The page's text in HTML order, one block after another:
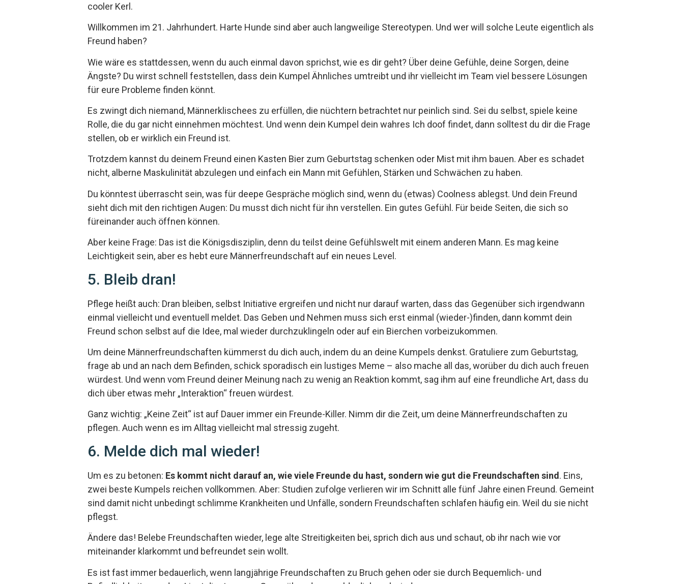
cooler Kerl.
Willkommen im 21. Jahrhundert. Harte Hunde sind aber auch langweilige Stereotypen. Und wer will solche Leute eigentlich als
Freund haben?
Wie wäre es stattdessen, wenn du auch einmal davon sprichst, wie es dir geht? Über deine Gefühle, deine Sorgen, deine
Ängste? Du wirst schnell feststellen, dass dein Kumpel Ähnliches umtreibt und ihr vielleicht im Team viel bessere Lösungen
für eure Probleme finden könnt.
Es zwingt dich niemand, Männerklischees zu erfüllen, die nüchtern betrachtet nur peinlich sind. Sei du selbst, spiele keine
Rolle, die du gar nicht einnehmen möchtest. Und wenn dein Kumpel dein wahres Ich doof findet, dann solltest du dir die Frage
stellen, ob er wirklich ein Freund ist.
Trotzdem kannst du deinem Freund einen Kasten Bier zum Geburtstag schenken oder Mist mit ihm bauen. Aber es schadet
nicht, alberne Maskulinität abzulegen und einfach ein Mann mit Gefühlen, Stärken und Schwächen zu haben.
Du könntest überrascht sein, was für deepe Gespräche möglich sind, wenn du (etwas) Coolness ablegst. Und dein Freund
sieht dich mit den richtigen Augen: Du musst dich nicht für ihn verstellen. Ein gutes Gefühl. Für beide Seiten, die sich so
füreinander auch öffnen können.
Aber keine Frage: Das ist die Königsdisziplin, denn du teilst deine Gefühlswelt mit einem anderen Mann. Es mag keine
Leichtigkeit sein, aber es hebt eure Männerfreundschaft auf ein neues Level.
5. Bleib dran!
Pflege heißt auch: Dran bleiben, selbst Initiative ergreifen und nicht nur darauf warten, dass das Gegenüber sich irgendwann
einmal vielleicht und eventuell meldet. Das Geben und Nehmen muss sich erst einmal (wieder-)finden, dann kommt dein
Freund schon selbst auf die Idee, mal wieder durchzuklingeln oder auf ein Bierchen vorbeizukommen.
Um deine Männerfreundschaften kümmerst du dich auch, indem du an deine Kumpels denkst. Gratuliere zum Geburtstag,
frage ab und an nach dem Befinden, schick sporadisch ein lustiges Meme – also mache all das, worüber du dich auch freuen
würdest. Und wenn vom Freund deiner Meinung nach zu wenig an Reaktion kommt, sag ihm auf eine freundliche Art, dass du
dich über etwas mehr „Interaktion“ freuen würdest.
Ganz wichtig: „Keine Zeit“ ist auf Dauer immer ein Freunde-Killer. Nimm dir die Zeit, um deine Männerfreundschaften zu
pflegen. Auch wenn es im Alltag vielleicht mal stressig zugeht.
6. Melde dich mal wieder!
Um es zu betonen: Es kommt nicht darauf an, wie viele Freunde du hast, sondern wie gut die Freundschaften sind. Eins,
zwei beste Kumpels reichen vollkommen. Aber: Studien zufolge verlieren wir im Schnitt alle fünf Jahre einen Freund. Gemeint
sind damit nicht unbedingt schlimme Krankheiten und Unfälle, sondern Freundschaften schlafen häufig ein. Weil du sie nicht
pflegst.
Ändere das! Belebe Freundschaften wieder, lege alte Streitigkeiten bei, sprich dich aus und schaut, ob ihr nach wie vor
miteinander klarkommt und befreundet sein wollt.
Es ist fast immer bedauerlich, wenn langjährige Freundschaften zu Bruch gehen oder sie durch Bequemlich- und